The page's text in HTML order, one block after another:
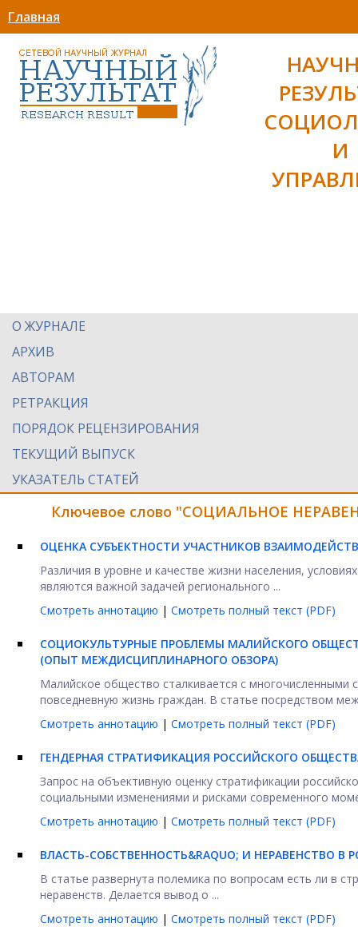
Главная
И
О ЖУРНАЛЕ
АРХИВ
АВТОРАМ
РЕТРАКЦИЯ
ПОРЯДОК РЕЦЕНЗИРОВАНИЯ
ТЕКУЩИЙ ВЫПУСК
УКАЗАТЕЛЬ СТАТЕЙ
Ключевое слово "СОЦИАЛЬНОЕ
ОЦЕНКА СУБЪЕКТНОСТИ УЧАСТНИКОВ
Различия в уровне и качестве жизни населения,
являются важной задачей регионального ...
Смотреть аннотацию | Смотреть полный текст (PDF)
СОЦИОКУЛЬТУРНЫЕ ПРОБЛЕМЫ МАЛИЙСКОГО
(ОПЫТ МЕЖДИСЦИПЛИНАРНОГО ОБЗОРА)
Малийское общество сталкивается с
повседневную жизнь граждан. В статье посредством
Смотреть аннотацию | Смотреть полный текст (PDF)
ГЕНДЕРНАЯ СТРАТИФИКАЦИЯ РОССИЙСКОГО
Запрос на объективную оценку стратификации
социальными изменениями и рисками современного
Смотреть аннотацию | Смотреть полный текст (PDF)
ВЛАСТЬ-СОБСТВЕННОСТЬ&RAQUO; И НЕРАВЕНСТВО В
В статье развернута полемика по вопросам есть ли в
неравенств. Делается вывод о ...
Смотреть аннотацию | Смотреть полный текст (PDF)